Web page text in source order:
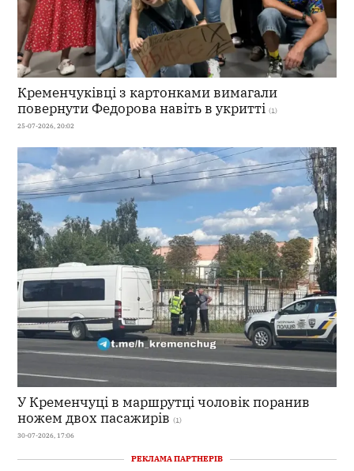
Кременчуківці з картонками вимагали
повернути Федорова навіть в укритті (1)
25-07-2026, 20:02
У Кременчуці в маршрутці чоловік поранив
ножем двох пасажирів (1)
30-07-2026, 17:06
РЕКЛАМА ПАРТНЕРІВ